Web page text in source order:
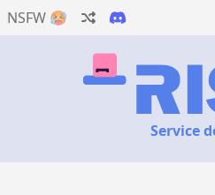
NSFW 🥵
Service